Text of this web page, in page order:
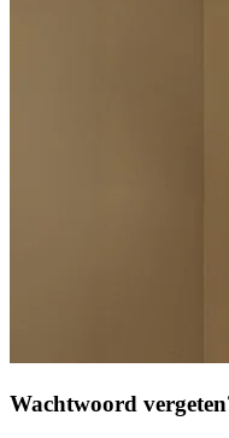
Wachtwoord